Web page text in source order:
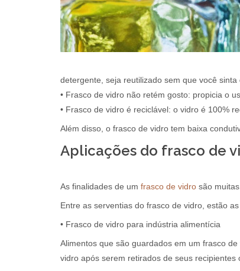
detergente, seja reutilizado sem que você
• Frasco de vidro não retém gosto: propicia o
• Frasco de vidro é reciclável: o vidro é 100%
Além disso, o frasco de vidro tem baixa
Aplicações do frasco de
As finalidades de um frasco de vidro são
Entre as serventias do frasco de vidro, estão
• Frasco de vidro para indústria alimentícia
Alimentos que são guardados em um frasco
vidro após serem retirados de seus recipientes